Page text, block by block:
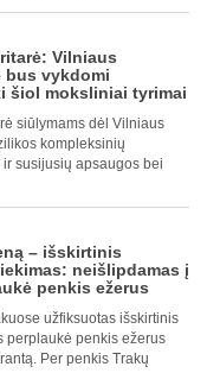
Vilniaus
bus vykdomi
šiol moksliniai tyrimai
siūlymams dėl Vilniaus
kompleksinių
susijusių apsaugos bei
– išskirtinis
neišlipdamas į
penkis ežerus
užfiksuotas išskirtinis
perplaukė penkis ežerus
Per penkis Trakų